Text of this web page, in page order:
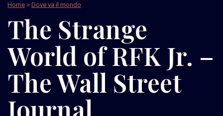
Home > Dove va il mondo
The Strange
World of RFK Jr. –
The Wall Street
Journal